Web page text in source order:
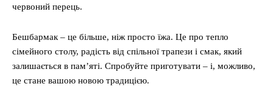
червоний перець.
Бешбармак – це більше, ніж просто їжа. Це про тепло
сімейного столу, радість від спільної трапези і смак, який
залишається в пам’яті. Спробуйте приготувати – і, можливо,
це стане вашою новою традицією.